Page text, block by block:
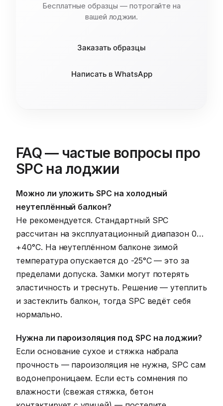
Бесплатные образцы — потрогайте на
вашей лоджии.
Заказать образцы
Написать в WhatsApp
FAQ — частые вопросы про
SPC на лоджии
Можно ли уложить SPC на холодный
неутеплённый балкон?
Не рекомендуется. Стандартный SPC
рассчитан на эксплуатационный диапазон 0…
+40°C. На неутеплённом балконе зимой
температура опускается до -25°C — это за
пределами допуска. Замки могут потерять
эластичность и треснуть. Решение — утеплить
и застеклить балкон, тогда SPC ведёт себя
нормально.
Нужна ли пароизоляция под SPC на лоджии?
Если основание сухое и стяжка набрала
прочность — пароизоляция не нужна, SPC сам
водонепроницаем. Если есть сомнения по
влажности (свежая стяжка, бетон